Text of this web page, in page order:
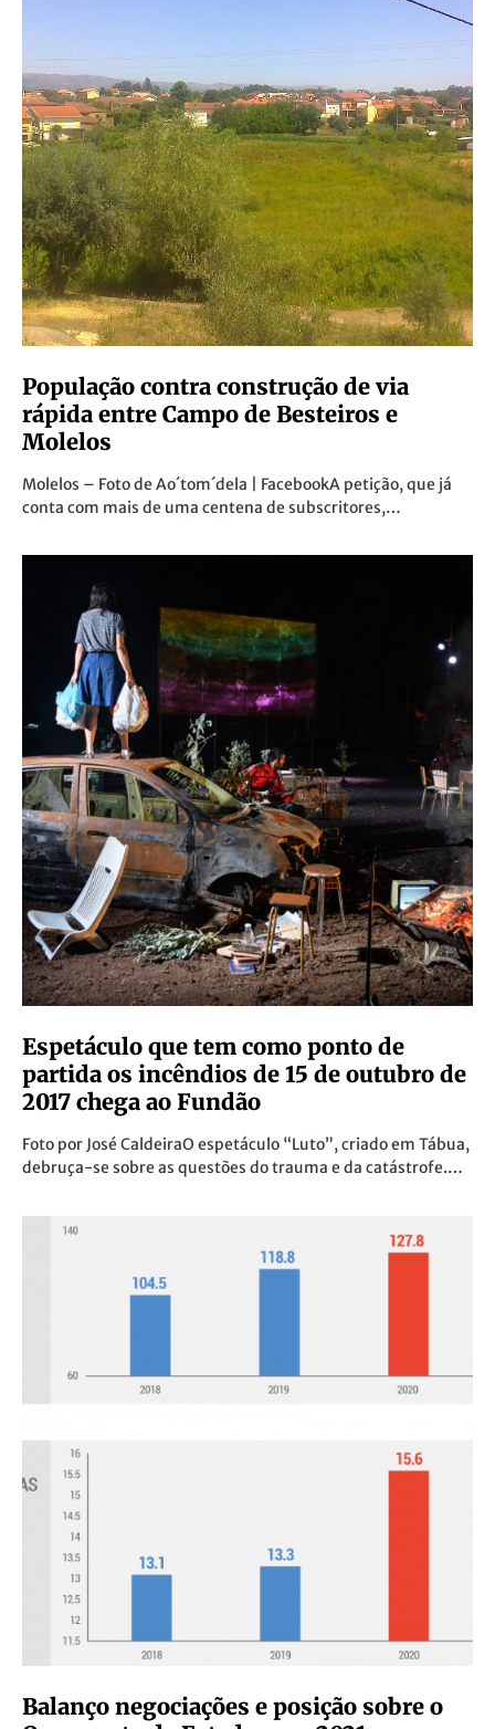
População contra construção de via
rápida entre Campo de Besteiros e
Molelos
Molelos – Foto de Ao´tom´dela | FacebookA petição, que já
conta com mais de uma centena de subscritores,…
Espetáculo que tem como ponto de
partida os incêndios de 15 de outubro de
2017 chega ao Fundão
Foto por José CaldeiraO espetáculo “Luto”, criado em Tábua,
debruça-se sobre as questões do trauma e da catástrofe.…
Balanço negociações e posição sobre o